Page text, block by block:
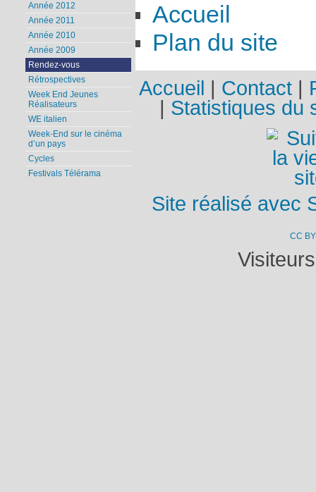
Accueil
Plan du site
Année 2012
Année 2011
Année 2010
Année 2009
Rendez-vous
Rétrospectives
Week End Jeunes
Réalisateurs
WE italien
Week-End sur le cinéma
d’un pays
Cycles
Festivals Télérama
Accueil | Contact |
| Statistiques du
Site réalisé avec
CC